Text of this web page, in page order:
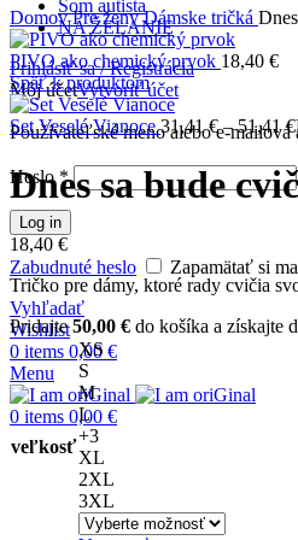
Som autista
NA ŽELANIE
Prihlásiť sa / Registrácia
Môj účetVytvoriť účet
Používateľské meno alebo e-mailová
Heslo*
Log in
Zabudnuté heslo
Zapamätať si ma
Vyhľadať
Wishlist
0 items 0,00 €
Menu
0 items 0,00 €
DomovPre ženyDámske tričká
PIVO ako chemický prvok 18,40 €
Späť k produktom
Set Veselé Vianoce31,41€ – 51,41€
Dnes sa bude
18,40 €
Tričko pre dámy, ktoré rady cvičia
Pridajte50,00 € do košíka a získajte
veľkosť
XS
S
M
L
+3
XL
2XL
3XL